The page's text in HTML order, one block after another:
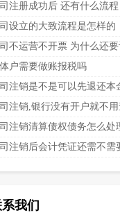
注册成功后 还有什么流程
设立的大致流程是怎样的
不运营不开票 为什么还
户需要做账报税吗
注销是不是可以先退还本
注销,银行没有开户就不
注销清算债权债务怎么处
注销后会计凭证还需不需
我们